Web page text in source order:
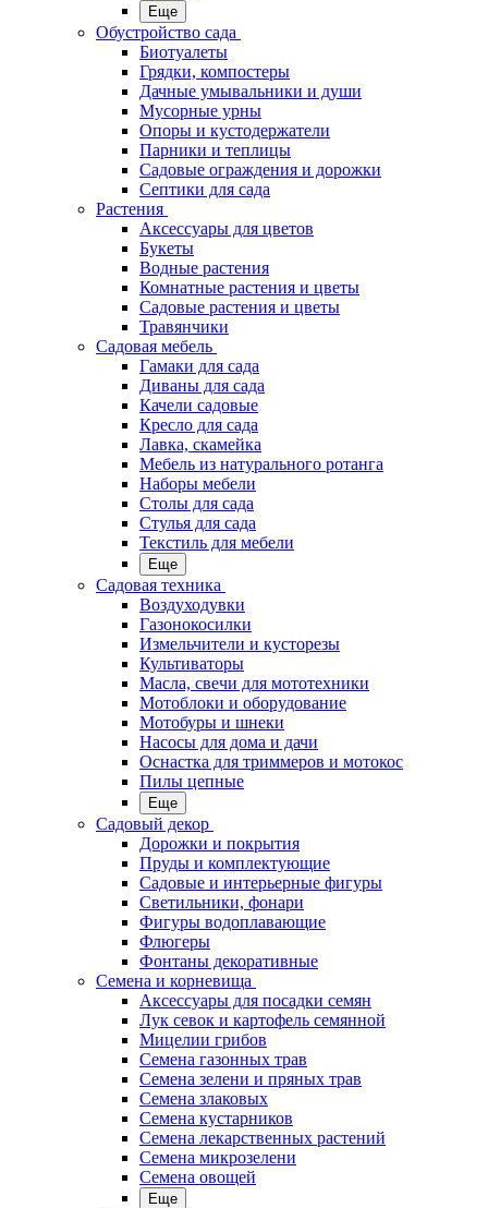
Еще
Обустройство сада
Биотуалеты
Грядки, компостеры
Дачные умывальники и души
Мусорные урны
Опоры и кустодержатели
Парники и теплицы
Садовые ограждения и дорожки
Септики для сада
Растения
Аксессуары для цветов
Букеты
Водные растения
Комнатные растения и цветы
Садовые растения и цветы
Травянчики
Садовая мебель
Гамаки для сада
Диваны для сада
Качели садовые
Кресло для сада
Лавка, скамейка
Мебель из натурального ротанга
Наборы мебели
Столы для сада
Стулья для сада
Текстиль для мебели
Еще
Садовая техника
Воздуходувки
Газонокосилки
Измельчители и кусторезы
Культиваторы
Масла, свечи для мототехники
Мотоблоки и оборудование
Мотобуры и шнеки
Насосы для дома и дачи
Оснастка для триммеров и мотокос
Пилы цепные
Еще
Садовый декор
Дорожки и покрытия
Пруды и комплектующие
Садовые и интерьерные фигуры
Светильники, фонари
Фигуры водоплавающие
Флюгеры
Фонтаны декоративные
Семена и корневища
Аксессуары для посадки семян
Лук севок и картофель семянной
Мицелии грибов
Семена газонных трав
Семена зелени и пряных трав
Семена злаковых
Семена кустарников
Семена лекарственных растений
Семена микрозелени
Семена овощей
Еще